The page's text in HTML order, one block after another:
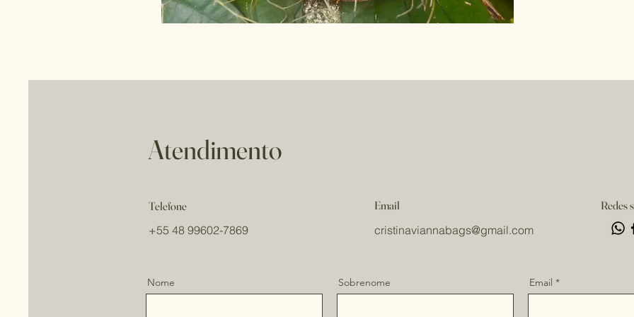
Atendimento
Telefone
+55 48 99602-7869
Email
cristinaviannabags@gmail.com
Redes
Nome Sobrenome Email